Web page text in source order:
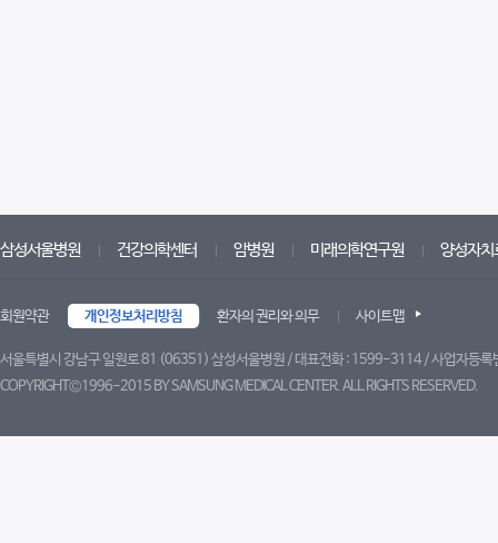
삼성서울병원 건강의학센터 암병원 미래의학연구원 양성자치
회원약관 개인정보처리방침 환자의 권리와 의무 사이트맵
서울특별시 강남구 일원로 81 (06351) 삼성서울병원 / 대표전화 : 1599-3114 / 사업자등
COPYRIGHT©1996-2015 BY SAMSUNG MEDICAL CENTER. ALL RIGHTS RESERVED.